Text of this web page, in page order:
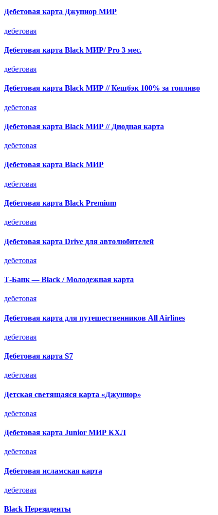
Дебетовая карта Джуниор МИР
дебетовая
Дебетовая карта Black МИР/ Pro 3 мес.
дебетовая
Дебетовая карта Black МИР // Кешбэк 100% за топливо
дебетовая
Дебетовая карта Black МИР // Диодная карта
дебетовая
Дебетовая карта Black МИР
дебетовая
Дебетовая карта Black Premium
дебетовая
Дебетовая карта Drive для автолюбителей
дебетовая
Т-Банк — Black / Молодежная карта
дебетовая
Дебетовая карта для путешественников All Airlines
дебетовая
Дебетовая карта S7
дебетовая
Детская светящаяся карта «Джуниор»
дебетовая
Дебетовая карта Junior МИР КХЛ
дебетовая
Дебетовая исламская карта
дебетовая
Black Нерезиденты